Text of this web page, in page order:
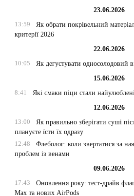
23.06.2026
13:59
Як обрати покрівельний
критерії 2026
22.06.2026
10:05
Як дегустувати односолодовий
15.06.2026
8:41
Які смаки піци стали
12.06.2026
13:00
Як правильно зберігати суші
плануєте їсти їх одразу
12:48
Флеболог: коли звертатися за
проблем із венами
09.06.2026
17:43
Оновлення року: тест-драйв
Max та нових AirPods